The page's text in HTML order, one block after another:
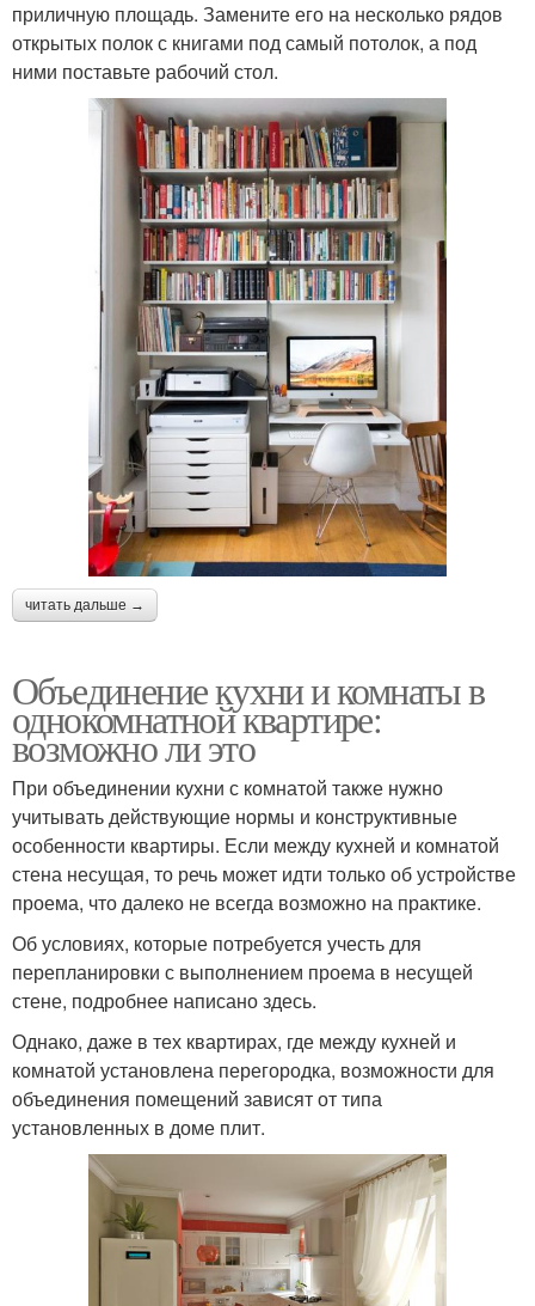
приличную площадь. Замените его на несколько рядов
открытых полок с книгами под самый потолок, а под
ними поставьте рабочий стол.
читать дальше →
Объединение кухни и комнаты в
однокомнатной квартире:
возможно ли это
При объединении кухни с комнатой также нужно
учитывать действующие нормы и конструктивные
особенности квартиры. Если между кухней и комнатой
стена несущая, то речь может идти только об устройстве
проема, что далеко не всегда возможно на практике.
Об условиях, которые потребуется учесть для
перепланировки с выполнением проема в несущей
стене, подробнее написано здесь.
Однако, даже в тех квартирах, где между кухней и
комнатой установлена перегородка, возможности для
объединения помещений зависят от типа
установленных в доме плит.